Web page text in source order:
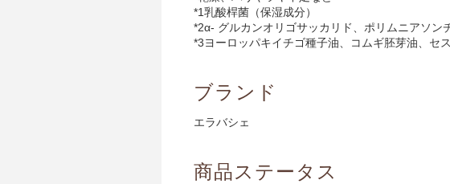
*1乳酸桿菌（保湿成分）
*2α- グルカンオリゴサッカリド、ポリムニアソン
*3ヨーロッパキイチゴ種子油、コムギ胚芽油、セ
ブランド
エラバシェ
商品ステータス